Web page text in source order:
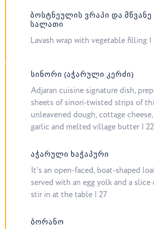
ᲡᲘᲜᲝᲠᲘ (ᲐᲭᲐᲠᲣᲚᲘ ᲙᲔᲠᲫᲘ)
Adjaran cuisine signature dish,
sheets of sinori-twisted strips of
unleavened dough, cottage
garlic and melted village butter | 22
ᲐᲭᲐᲠᲣᲚᲘ ᲮᲐᲭᲐᲞᲣᲠᲘ
It’s an open-faced, boat-shaped
served with an egg yolk and a
stir in at the table | 27
ᲑᲝᲠᲐᲜᲝ
ᲑᲝᲡᲢᲜᲔᲣᲚᲘᲡ ᲕᲠᲐᲞᲘ ᲓᲐ ᲛᲬᲕᲐᲜᲔ
ᲡᲐᲚᲐᲗᲘ
Lavash wrap with vegetable filling |